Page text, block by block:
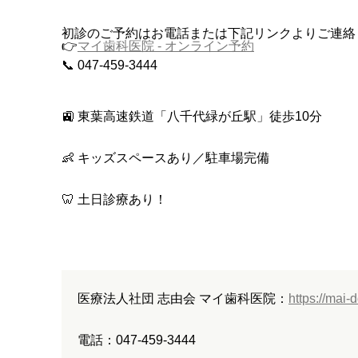
初診のご予約はお電話または下記リンクよりご連
👉マイ歯科医院 - オンライン予約
📞 047-459-3444
🚉 東葉高速鉄道「八千代緑が丘駅」徒歩10分
👶 キッズスペースあり／駐車場完備
🦷 土日診療あり！
医療法人社団 志由会 マイ歯科医院： https://mai-
電話：047-459-3444